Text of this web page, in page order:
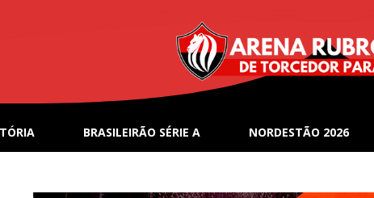
BRASILEIRÃO SÉRIE A NORDESTÃO 2026